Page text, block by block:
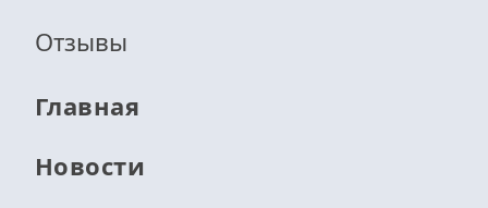
Отзывы
Главная
Новости